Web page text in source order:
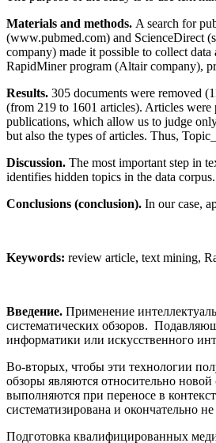
Materials and methods. A search for
(www.pubmed.com) and ScienceDirect
company) made it possible to collect
RapidMiner program (Altair company),
Results. 305 documents were removed
(from 219 to 1601 articles). Articles
publications, which allow us to judge
but also the types of articles. Thus,
Discussion. The most important step in
identifies hidden topics in the data corpus.
Conclusions (conclusion). In our case,
Keywords: review article, text mining,
Введение. Применение
систематических обзоров.
информатики или искусственного
Во-вторых, чтобы эти технологии
обзоры являются относительно
выполняются при переносе в
систематизирована и окончательно
Подготовка квалифицированных